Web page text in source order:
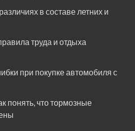
в составе летних и
труда и отдыха
при покупке автомобиля с
понять, что тормозные